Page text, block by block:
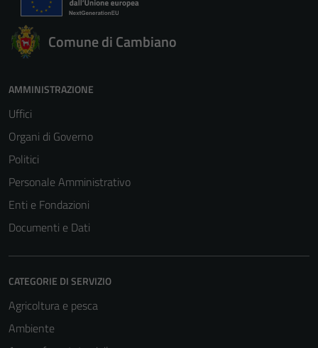
Comune di Cambiano
AMMINISTRAZIONE
Uffici
Organi di Governo
Politici
Personale Amministrativo
Enti e Fondazioni
Documenti e Dati
CATEGORIE DI SERVIZIO
Agricoltura e pesca
Ambiente
funzionamento